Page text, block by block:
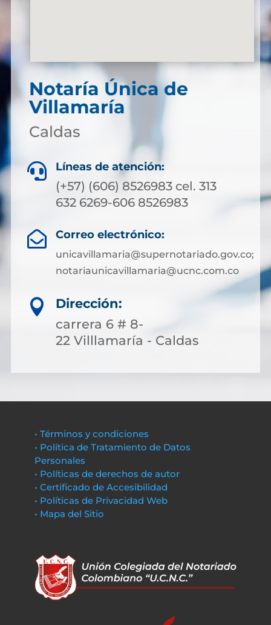
Notaría Única de
Villamaría
Caldas
 Líneas de atención:
(+57) (606) 8526983 cel. 313
632 6269-606 8526983
 Correo electrónico:
unicavillamaria@supernotariado.gov.co;
notariaunicavillamaria@ucnc.com.co

Dirección:
carrera 6 # 8-
22 Villlamaría - Caldas
• Términos y condiciones
• Política de Tratamiento de Datos
Personales
• Políticas de derechos de autor
• Certificado de Accesibilidad
• Políticas de Privacidad Web
• Mapa del Sitio